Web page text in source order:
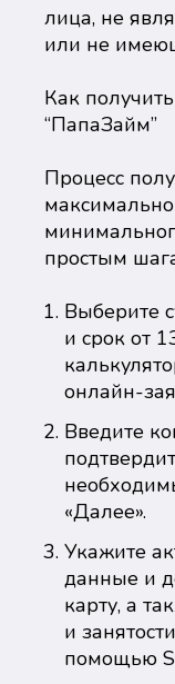
лица, не
или не
Как
“ПапаЗайм”
Процесс
простым
Выберите
и срок от
онлайн-
Введите
«Далее».
Укажите
данные и
карту, а
и
помощью